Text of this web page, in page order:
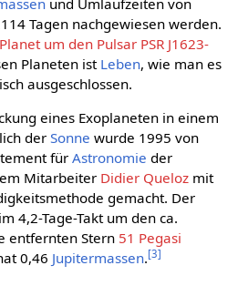
Tagen nachgewiesen werden.
Planet um den Pulsar PSR J1623-
Planeten ist Leben, wie man es
ausgeschlossen.
eines Exoplaneten in einem
der Sonne wurde 1995 von
für Astronomie der
Mitarbeiter Didier Quelozmit
gemacht. Der
4,2-Tage-Takt um den ca.
entfernten Stern 51 Pegasi
0,46 Jupitermassen.[3]